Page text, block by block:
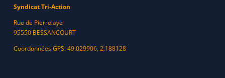
Syndicat Tri-Action
Rue de Pierrelaye
95550 BESSANCOURT
Coordonnées GPS: 49.029906, 2.188128